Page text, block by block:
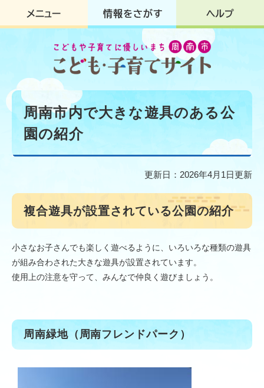
ジ
す
。
ュ
し
て
本
周南市内で大きな遊具のある公
園の紹介
更新日：2026年4月1日更新
複合遊具が設置されている公園の紹介
小さなお子さんでも楽しく遊べるように、いろいろな種類の遊具
が組み合わされた大きな遊具が設置されています。
使用上の注意を守って、みんなで仲良く遊びましょう。
周南緑地（周南フレンドパーク）